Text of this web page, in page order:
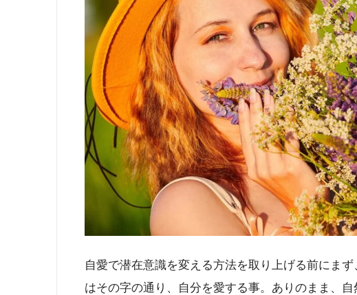
自愛で潜在意識を変える方法を取り上げる前にま
はその字の通り、自分を愛する事。ありのまま、